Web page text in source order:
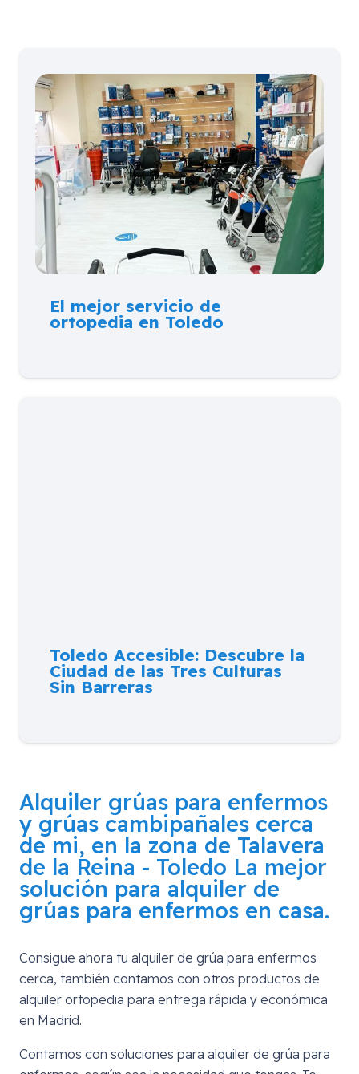
El mejor servicio de
ortopedia en Toledo
Toledo Accesible: Descubre la
Ciudad de las Tres Culturas
Sin Barreras
Alquiler grúas para enfermos
y grúas cambipañales cerca
de mi, en la zona de Talavera
de la Reina - Toledo La mejor
solución para alquiler de
grúas para enfermos en casa.
Consigue ahora tu alquiler de grúa para enfermos
cerca, también contamos con otros productos de
alquiler ortopedia para entrega rápida y económica
en Madrid.
Contamos con soluciones para alquiler de grúa para